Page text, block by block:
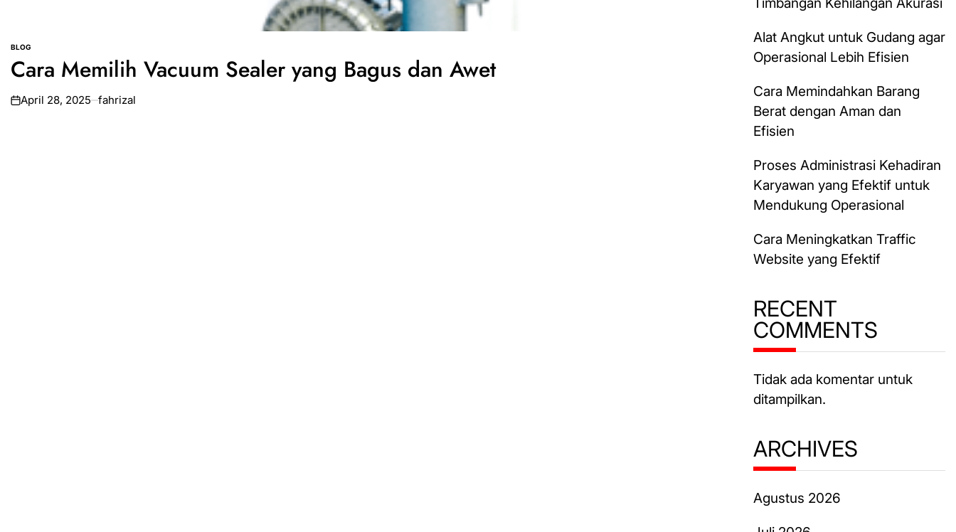
POSTED
IN
BLOG
Cara Memilih Vacuum Sealer yang Bagus dan Awet
onApril 28, 2025 fahrizal
Alat Angkut untuk Gudang agar
Operasional Lebih Efisien
Cara Memindahkan Barang
Berat dengan Aman dan
Efisien
Proses Administrasi Kehadiran
Karyawan yang Efektif untuk
Mendukung Operasional
Cara Meningkatkan Traffic
Website yang Efektif
RECENT
COMMENTS
Tidak ada komentar untuk
ditampilkan.
ARCHIVES
Agustus 2026